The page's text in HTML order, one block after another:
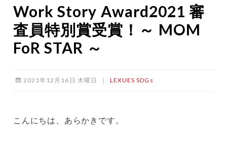
Work Story Award2021 審
査員特別賞受賞！～ MOM
FoR STAR ～
2021年12月16日 木曜日 ｜LEXUES SDGs
こんにちは、あらかきです。